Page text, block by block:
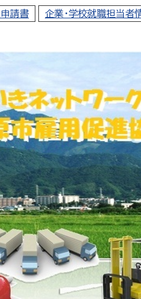
請書 企業・学校就職担当者